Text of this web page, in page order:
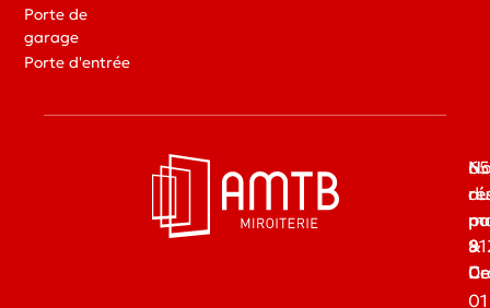
Porte de
garage
Porte d'entrée
du
01
&